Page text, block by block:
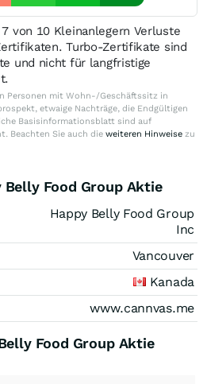
von 10 Kleinanlegern Verluste
Turbo-Zertifikate sind
und nicht für langfristige
Personen mit Wohn-/Geschäftssitz in
etwaige Nachträge, die Endgültigen
Basisinformationsblatt sind auf
Beachten Sie auch die weiteren Hinweise zu
Food Group Aktie
Happy Belly Food Group
Inc
Vancouver
Kanada
www.cannvas.me
Food Group Aktie